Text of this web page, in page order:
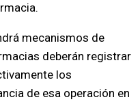
mecanismos de
deberán registrar
los
de esa operación en